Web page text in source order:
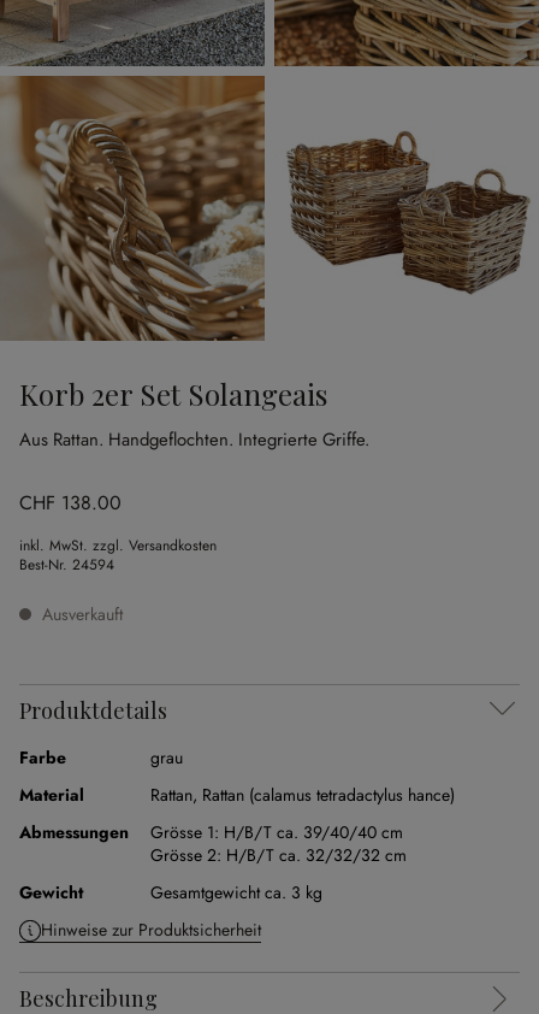
Korb 2er Set Solangeais
Aus Rattan. Handgeflochten. Integrierte Griffe.
CHF 138.00
inkl. MwSt. zzgl. Versandkosten
Best-Nr. 24594
Ausverkauft
Produktdetails
Farbe
grau
Material
Rattan, Rattan (calamus tetradactylus hance)
Abmessungen
Grösse 1: H/B/T ca. 39/40/40 cm
Grösse 2: H/B/T ca. 32/32/32 cm
Gewicht
Gesamtgewicht ca. 3 kg
Hinweise zur Produktsicherheit
Beschreibung